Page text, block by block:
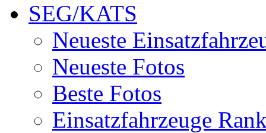
SEG/KATS
Neueste
Neueste Fotos
Beste Fotos
Einsatzfahrzeuge